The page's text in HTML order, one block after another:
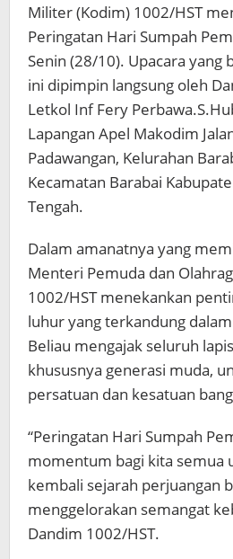
Militer (Kodim) 1002/HST
Peringatan Hari Sumpah
Senin (28/10). Upacara yang
ini dipimpin langsung oleh
Letkol Inf Fery
Lapangan Apel Makodim
Padawangan, Kelurahan
Kecamatan Barabai
Tengah.
Dalam amanatnya yang
Menteri Pemuda dan
1002/HST menekankan
luhur yang terkandung
Beliau mengajak seluruh
khususnya generasi muda,
persatuan dan kesatuan
“Peringatan Hari Sumpah
momentum bagi kita semua
kembali sejarah perjuangan
menggelorakan semangat
Dandim 1002/HST.